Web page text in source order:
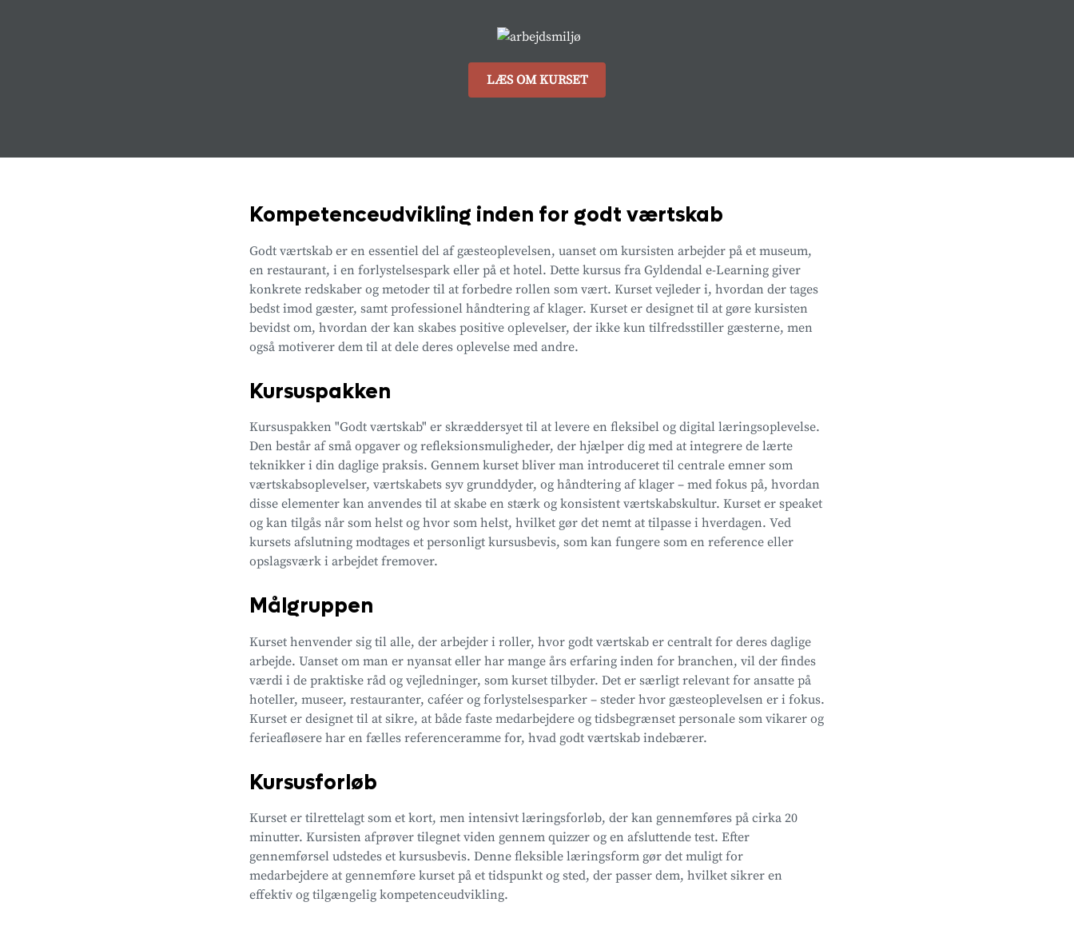
LÆS OM KURSET
Kompetenceudvikling inden for godt værtskab
Godt værtskab er en essentiel del af gæsteoplevelsen, uanset om kursisten arbejder på et museum,
en restaurant, i en forlystelsespark eller på et hotel. Dette kursus fra Gyldendal e-Learning giver
konkrete redskaber og metoder til at forbedre rollen som vært. Kurset vejleder i, hvordan der tages
bedst imod gæster, samt professionel håndtering af klager. Kurset er designet til at gøre kursisten
bevidst om, hvordan der kan skabes positive oplevelser, der ikke kun tilfredsstiller gæsterne, men
også motiverer dem til at dele deres oplevelse med andre.
Kursuspakken
Kursuspakken "Godt værtskab" er skræddersyet til at levere en fleksibel og digital læringsoplevelse.
Den består af små opgaver og refleksionsmuligheder, der hjælper dig med at integrere de lærte
teknikker i din daglige praksis. Gennem kurset bliver man introduceret til centrale emner som
værtskabsoplevelser, værtskabets syv grunddyder, og håndtering af klager – med fokus på, hvordan
disse elementer kan anvendes til at skabe en stærk og konsistent værtskabskultur. Kurset er speaket
og kan tilgås når som helst og hvor som helst, hvilket gør det nemt at tilpasse i hverdagen. Ved
kursets afslutning modtages et personligt kursusbevis, som kan fungere som en reference eller
opslagsværk i arbejdet fremover.
Målgruppen
Kurset henvender sig til alle, der arbejder i roller, hvor godt værtskab er centralt for deres daglige
arbejde. Uanset om man er nyansat eller har mange års erfaring inden for branchen, vil der findes
værdi i de praktiske råd og vejledninger, som kurset tilbyder. Det er særligt relevant for ansatte på
hoteller, museer, restauranter, caféer og forlystelsesparker – steder hvor gæsteoplevelsen er i fokus.
Kurset er designet til at sikre, at både faste medarbejdere og tidsbegrænset personale som vikarer og
ferieafløsere har en fælles referenceramme for, hvad godt værtskab indebærer.
Kursusforløb
Kurset er tilrettelagt som et kort, men intensivt læringsforløb, der kan gennemføres på cirka 20
minutter. Kursisten afprøver tilegnet viden gennem quizzer og en afsluttende test. Efter
gennemførsel udstedes et kursusbevis. Denne fleksible læringsform gør det muligt for
medarbejdere at gennemføre kurset på et tidspunkt og sted, der passer dem, hvilket sikrer en
effektiv og tilgængelig kompetenceudvikling.